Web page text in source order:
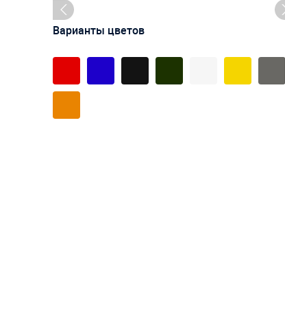
Варианты цветов